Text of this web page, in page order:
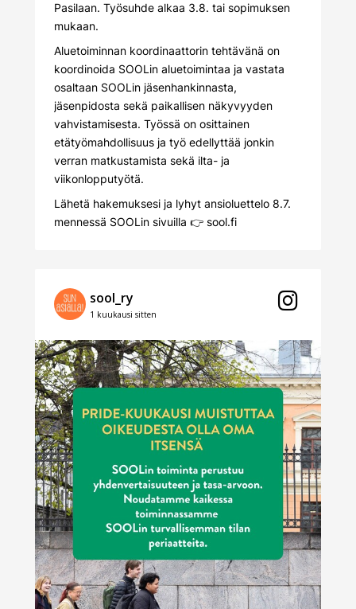
Pasilaan. Työsuhde alkaa 3.8. tai sopimuksen
mukaan.
Aluetoiminnan koordinaattorin tehtävänä on
koordinoida SOOLin aluetoimintaa ja vastata
osaltaan SOOLin jäsenhankinnasta,
jäsenpidosta sekä paikallisen näkyvyyden
vahvistamisesta. Työssä on osittainen
etätyömahdollisuus ja työ edellyttää jonkin
verran matkustamista sekä ilta- ja
viikonlopputyötä.
Lähetä hakemuksesi ja lyhyt ansioluettelo 8.7.
mennessä SOOLin sivuilla 👉 sool.fi
sool_ry
1 kuukausi sitten